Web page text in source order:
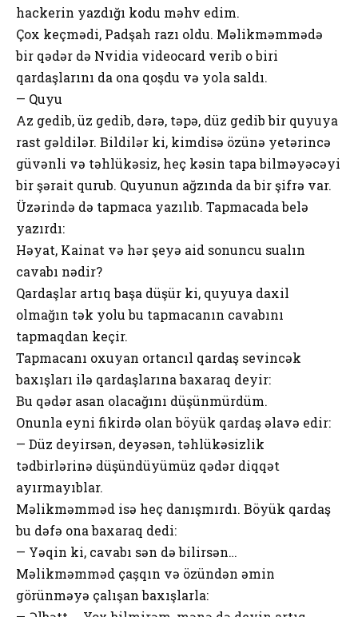
hackerin yazdığı kodu məhv edim.
⁠Çox keçmədi, Padşah razı oldu. Məlikməmmədə
bir qədər də Nvidia videocard verib o biri
qardaşlarını da ona qoşdu və yola saldı.
— Quyu
Az gedib, üz gedib, dərə, təpə, düz gedib bir quyuya
rast gəldilər. Bildilər ki, kimdisə özünə yetərincə
güvənli və təhlükəsiz, heç kəsin tapa bilməyəcəyi
bir şərait qurub. Quyunun ağzında da bir şifrə var.
Üzərində də tapmaca yazılıb. Tapmacada belə
yazırdı:
Həyat, Kainat və hər şeyə aid sonuncu sualın
cavabı nədir?
Qardaşlar artıq başa düşür ki, quyuya daxil
olmağın tək yolu bu tapmacanın cavabını
tapmaqdan keçir.
Tapmacanı oxuyan ortancıl qardaş sevincək
baxışları ilə qardaşlarına baxaraq deyir:
Bu qədər asan olacağını düşünmürdüm.
Onunla eyni fikirdə olan böyük qardaş əlavə edir:
— Düz deyirsən, deyəsən, təhlükəsizlik
tədbirlərinə düşündüyümüz qədər diqqət
ayırmayıblar.
Məlikməmməd isə heç danışmırdı. Böyük qardaş
bu dəfə ona baxaraq dedi:
— Yəqin ki, cavabı sən də bilirsən…
Məlikməmməd çaşqın və özündən əmin
görünməyə çalışan baxışlarla: